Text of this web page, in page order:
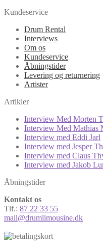
Kundeservice
Drum Rental
Interviews
Om os
Kundeservice
Åbningstider
Levering og returnering
Artister
Artikler
Interview Med Morten
Interview Med Mathias
Interview med Eddi Jarl
Interview med Jesper
Interview med Claus
Interview med Jakob
Åbningstider
Kontakt os
Tlf.: 87 22 33 55
mail@drumlimousine.dk